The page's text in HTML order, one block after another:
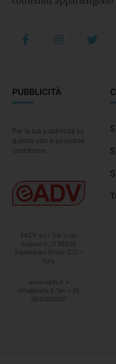
PUBBLICITÀ
Per la tua pubblicità su
questo sito è possibile
contattare:
EADV s.r.l. Via Luigi
Capuana, 11 95030
Tremestieri Etneo (CT) –
Italy
www.eadv.it •
info@eadv.it Tel: +39
0645920501